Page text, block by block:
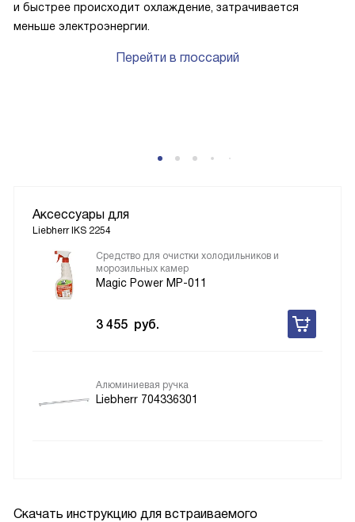
Скачать инструкцию для встраиваемого
и быстрее происходит охлаждение, затрачивается
меньше электроэнергии.
Перейти в глоссарий
Аксессуары для
Liebherr IKS 2254
Средство для очистки холодильников и
морозильных камер
Magic Power MP-011
3 455 руб.
Алюминиевая ручка
Liebherr 704336301